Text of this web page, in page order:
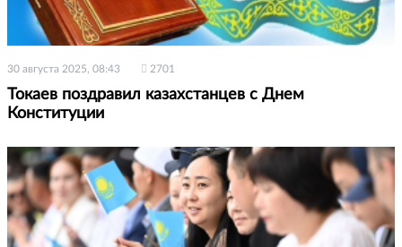
30 августа 2025, 08:43 2701
Токаев поздравил казахстанцев с Днем
Конституции